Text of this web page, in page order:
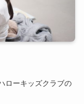
ローキッズクラブの